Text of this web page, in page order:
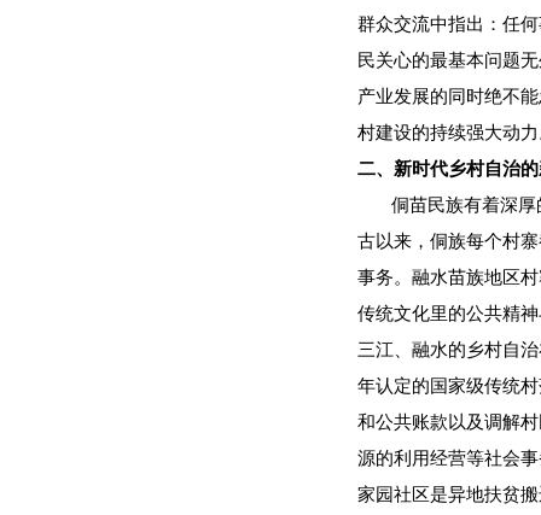
群众交流中指出：任
民关心的最基本问题
产业发展的同时绝不
村建设的持续强大动
二、新时代乡村自治
侗苗民族有着深厚
古以来，侗族每个村
事务。融水苗族地区
传统文化里的公共精
三江、融水的乡村自
年认定的国家级传统
和公共账款以及调解
源的利用经营等社会
家园社区是异地扶贫